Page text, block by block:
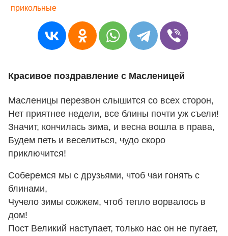
прикольные
Красивое поздравление с Масленицей
Масленицы перезвон слышится со всех сторон,
Нет приятнее недели, все блины почти уж съели!
Значит, кончилась зима, и весна вошла в права,
Будем петь и веселиться, чудо скоро
приключится!
Соберемся мы с друзьями, чтоб чаи гонять с
блинами,
Чучело зимы сожжем, чтоб тепло ворвалось в
дом!
Пост Великий наступает, только нас он не пугает,